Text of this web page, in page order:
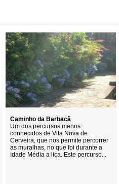
Caminho da Barbacã
Um dos percursos menos
conhecidos de Vila Nova de
Cerveira, que nos permite percorrer
as muralhas, no que foi durante a
Idade Média a liça. Este percurso...